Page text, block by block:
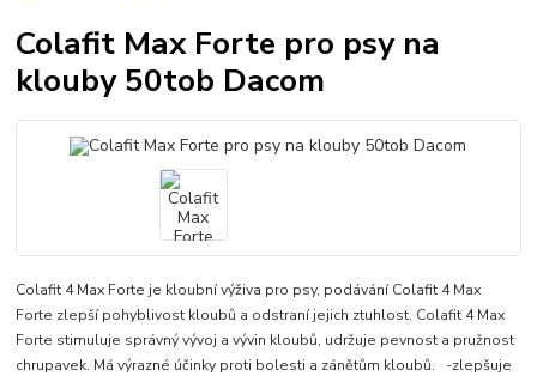
Colafit Max Forte pro psy na
klouby 50tob Dacom
Colafit 4 Max Forte je kloubní výživa pro psy, podávání Colafit 4 Max
Forte zlepší pohyblivost kloubů a odstraní jejich ztuhlost. Colafit 4 Max
Forte stimuluje správný vývoj a vývin kloubů, udržuje pevnost a pružnost
chrupavek. Má výrazné účinky proti bolesti a zánětům kloubů. -zlepšuje